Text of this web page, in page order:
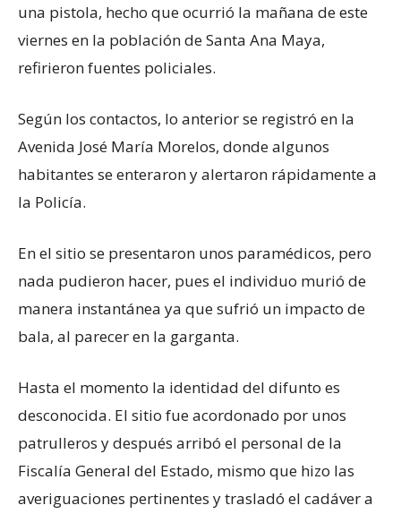
una pistola, hecho que ocurrió la mañana de este
viernes en la población de Santa Ana Maya,
refirieron fuentes policiales.
Según los contactos, lo anterior se registró en la
Avenida José María Morelos, donde algunos
habitantes se enteraron y alertaron rápidamente a
la Policía.
En el sitio se presentaron unos paramédicos, pero
nada pudieron hacer, pues el individuo murió de
manera instantánea ya que sufrió un impacto de
bala, al parecer en la garganta.
Hasta el momento la identidad del difunto es
desconocida. El sitio fue acordonado por unos
patrulleros y después arribó el personal de la
Fiscalía General del Estado, mismo que hizo las
averiguaciones pertinentes y trasladó el cadáver a